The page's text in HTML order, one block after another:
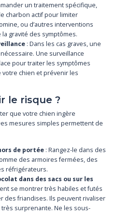
un traitement spécifique,
charbon actif pour limiter
ou d’autres interventions
gravité des symptômes.
: Dans les cas graves, une
Une surveillance
pour traiter les symptômes
votre chien et prévenir les
le risque ?
que votre chien ingère
mesures simples permettent de
de portée : Rangez-le dans des
des armoires fermées, des
réfrigérateurs.
dans des sacs ou sur les
se montrer très habiles et futés
des friandises. Ils peuvent rivaliser
surprenante. Ne les sous-